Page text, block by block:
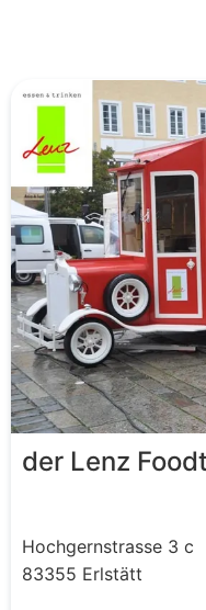
der Lenz
Hochgernstrasse 3 c
83355 Erlstätt